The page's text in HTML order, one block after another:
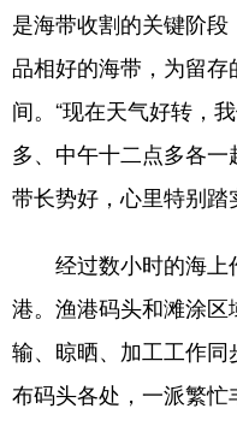
是海带收割的关键阶段
品相好的海带，为留
间。“现在天气好转，
多、中午十二点多各
带长势好，心里特别踏
经过数小时的海上
港。渔港码头和滩涂
输、晾晒、加工工作
布码头各处，一派繁忙